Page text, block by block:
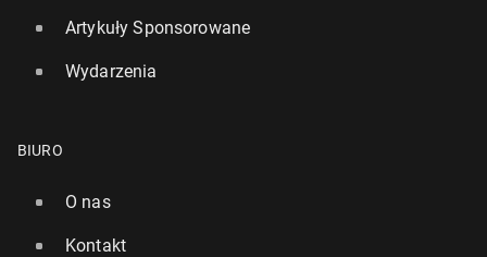
Artykuły Sponsorowane
Wydarzenia
BIURO
O nas
Kontakt